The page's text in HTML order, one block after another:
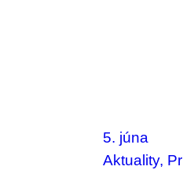
5. júna
Aktuality,